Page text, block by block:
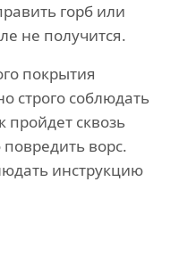
горб или
не получится.
покрытия
строго соблюдать
пройдет сквозь
ворс.
инструкцию